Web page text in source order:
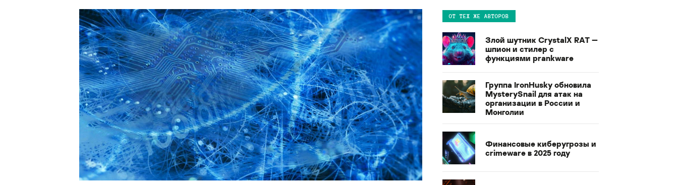
ОТ ТЕХ ЖЕ АВТОРОВ
Злой шутник CrystalX RAT —
шпион и стилер с
функциями prankware
Группа IronHusky обновила
MysterySnail для атак на
организации в России и
Монголии
Финансовые киберугрозы и
crimeware в 2025 году